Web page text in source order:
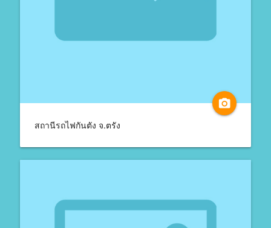
camera_alt
สถานีรถไฟกันตัง จ.ตรัง